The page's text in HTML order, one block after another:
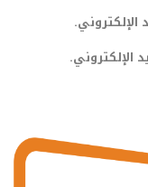
الإلكتروني.
الإلكتروني.